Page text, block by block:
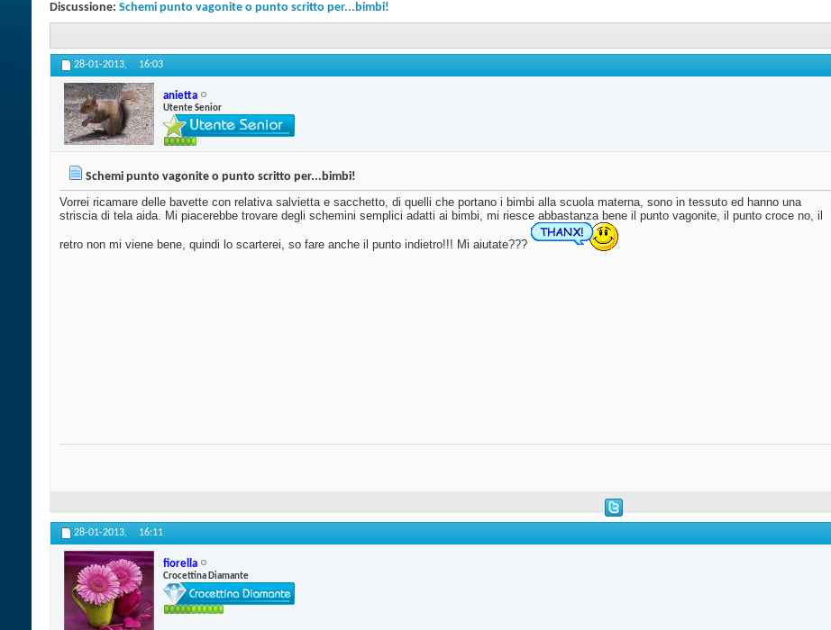
Discussione: Schemi punto vagonite o punto scritto per...bimbi!
28-01-2013, 16:03
anietta
Utente Senior
Schemi punto vagonite o punto scritto per...bimbi!
Vorrei ricamare delle bavette con relativa salvietta e sacchetto, di quelli che portano i bimbi alla scuola materna, sono in tessuto ed hanno una
striscia di tela aida. Mi piacerebbe trovare degli schemini semplici adatti ai bimbi, mi riesce abbastanza bene il punto vagonite, il punto croce no, il
retro non mi viene bene, quindi lo scarterei, so fare anche il punto indietro!!! Mi aiutate???
28-01-2013, 16:11
fiorella
Crocettina Diamante